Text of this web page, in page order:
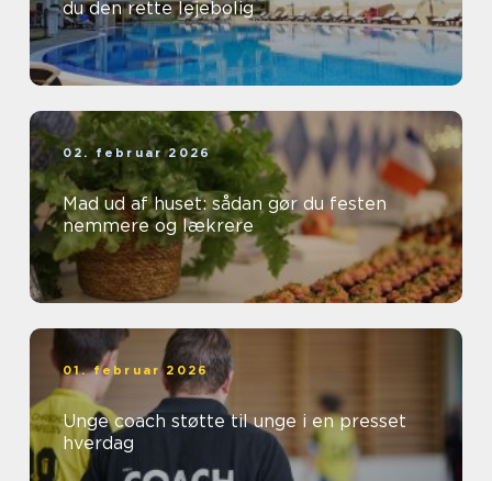
du den rette lejebolig
02. februar 2026
Mad ud af huset: sådan gør du festen
nemmere og lækrere
01. februar 2026
Unge coach støtte til unge i en presset
hverdag